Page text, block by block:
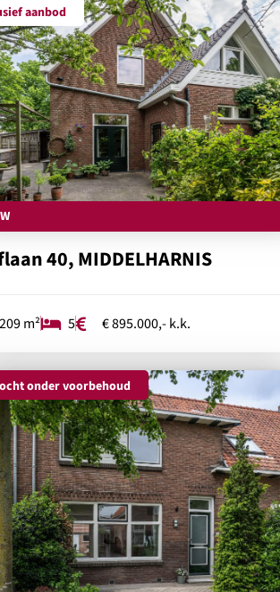
aanbod
40, MIDDELHARNIS
209 m² 5 € 895.000,- k.k.
onder voorbehoud